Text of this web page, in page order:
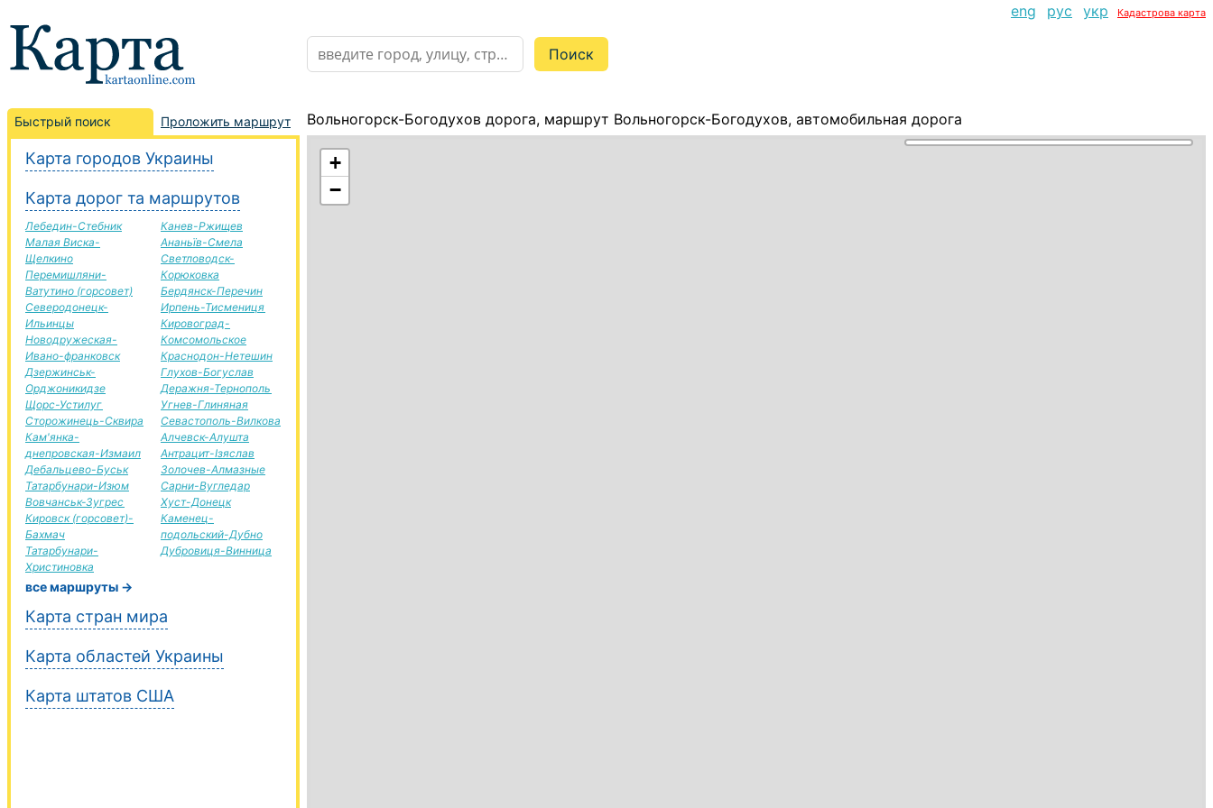
eng рус укр Кадастрова карта
Быстрый поиск Проложить маршрут
Карта городов Украины
Карта дорог та маршрутов
Лебедин-Стебник
Малая Виска-
Щелкино
Перемишляни-
Ватутино (горсовет)
Северодонецк-
Ильинцы
Новодружеская-
Ивано-франковск
Дзержинськ-
Орджоникидзе
Щорс-Устилуг
Сторожинець-Сквира
Кам'янка-
днепровская-Измаил
Дебальцево-Буськ
Татарбунари-Изюм
Вовчанськ-Зугрес
Кировск (горсовет)-
Бахмач
Татарбунари-
Христиновка
Канев-Ржищев
Ананьїв-Смела
Светловодск-
Корюковка
Бердянск-Перечин
Ирпень-Тисмениця
Кировоград-
Комсомольское
Краснодон-Нетешин
Глухов-Богуслав
Деражня-Тернополь
Угнев-Глиняная
Севастополь-Вилкова
Алчевск-Алушта
Антрацит-Ізяслав
Золочев-Алмазные
Сарни-Вугледар
Хуст-Донецк
Каменец-
подольский-Дубно
Дубровиця-Винница
все маршруты →
Карта стран мира
Карта областей Украины
Карта штатов США
Вольногорск-Богодухов дорога, маршрут Вольногорск-Богодухов, автомобильная дорога
+
−